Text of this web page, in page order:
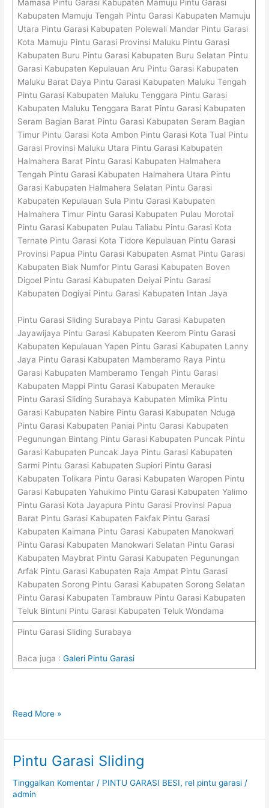
Mamasa Pintu Garasi Kabupaten Mamuju Pintu Garasi
Kabupaten Mamuju Tengah Pintu Garasi Kabupaten Mamuju
Utara Pintu Garasi Kabupaten Polewali Mandar Pintu Garasi
Kota Mamuju Pintu Garasi Provinsi Maluku Pintu Garasi
Kabupaten Buru Pintu Garasi Kabupaten Buru Selatan Pintu
Garasi Kabupaten Kepulauan Aru Pintu Garasi Kabupaten
Maluku Barat Daya Pintu Garasi Kabupaten Maluku Tengah
Pintu Garasi Kabupaten Maluku Tenggara Pintu Garasi
Kabupaten Maluku Tenggara Barat Pintu Garasi Kabupaten
Seram Bagian Barat Pintu Garasi Kabupaten Seram Bagian
Timur Pintu Garasi Kota Ambon Pintu Garasi Kota Tual Pintu
Garasi Provinsi Maluku Utara Pintu Garasi Kabupaten
Halmahera Barat Pintu Garasi Kabupaten Halmahera
Tengah Pintu Garasi Kabupaten Halmahera Utara Pintu
Garasi Kabupaten Halmahera Selatan Pintu Garasi
Kabupaten Kepulauan Sula Pintu Garasi Kabupaten
Halmahera Timur Pintu Garasi Kabupaten Pulau Morotai
Pintu Garasi Kabupaten Pulau Taliabu Pintu Garasi Kota
Ternate Pintu Garasi Kota Tidore Kepulauan Pintu Garasi
Provinsi Papua Pintu Garasi Kabupaten Asmat Pintu Garasi
Kabupaten Biak Numfor Pintu Garasi Kabupaten Boven
Digoel Pintu Garasi Kabupaten Deiyai Pintu Garasi
Kabupaten Dogiyai Pintu Garasi Kabupaten Intan Jaya
Pintu Garasi Sliding Surabaya Pintu Garasi Kabupaten
Jayawijaya Pintu Garasi Kabupaten Keerom Pintu Garasi
Kabupaten Kepulauan Yapen Pintu Garasi Kabupaten Lanny
Jaya Pintu Garasi Kabupaten Mamberamo Raya Pintu
Garasi Kabupaten Mamberamo Tengah Pintu Garasi
Kabupaten Mappi Pintu Garasi Kabupaten Merauke
Pintu Garasi Sliding Surabaya Kabupaten Mimika Pintu
Garasi Kabupaten Nabire Pintu Garasi Kabupaten Nduga
Pintu Garasi Kabupaten Paniai Pintu Garasi Kabupaten
Pegunungan Bintang Pintu Garasi Kabupaten Puncak Pintu
Garasi Kabupaten Puncak Jaya Pintu Garasi Kabupaten
Sarmi Pintu Garasi Kabupaten Supiori Pintu Garasi
Kabupaten Tolikara Pintu Garasi Kabupaten Waropen Pintu
Garasi Kabupaten Yahukimo Pintu Garasi Kabupaten Yalimo
Pintu Garasi Kota Jayapura Pintu Garasi Provinsi Papua
Barat Pintu Garasi Kabupaten Fakfak Pintu Garasi
Kabupaten Kaimana Pintu Garasi Kabupaten Manokwari
Pintu Garasi Kabupaten Manokwari Selatan Pintu Garasi
Kabupaten Maybrat Pintu Garasi Kabupaten Pegunungan
Arfak Pintu Garasi Kabupaten Raja Ampat Pintu Garasi
Kabupaten Sorong Pintu Garasi Kabupaten Sorong Selatan
Pintu Garasi Kabupaten Tambrauw Pintu Garasi Kabupaten
Teluk Bintuni Pintu Garasi Kabupaten Teluk Wondama
Pintu Garasi Sliding Surabaya
Baca juga : Galeri Pintu Garasi
Read More »
Pintu Garasi Sliding
Tinggalkan Komentar / PINTU GARASI BESI, rel pintu garasi /
admin
Pintu
Sliding